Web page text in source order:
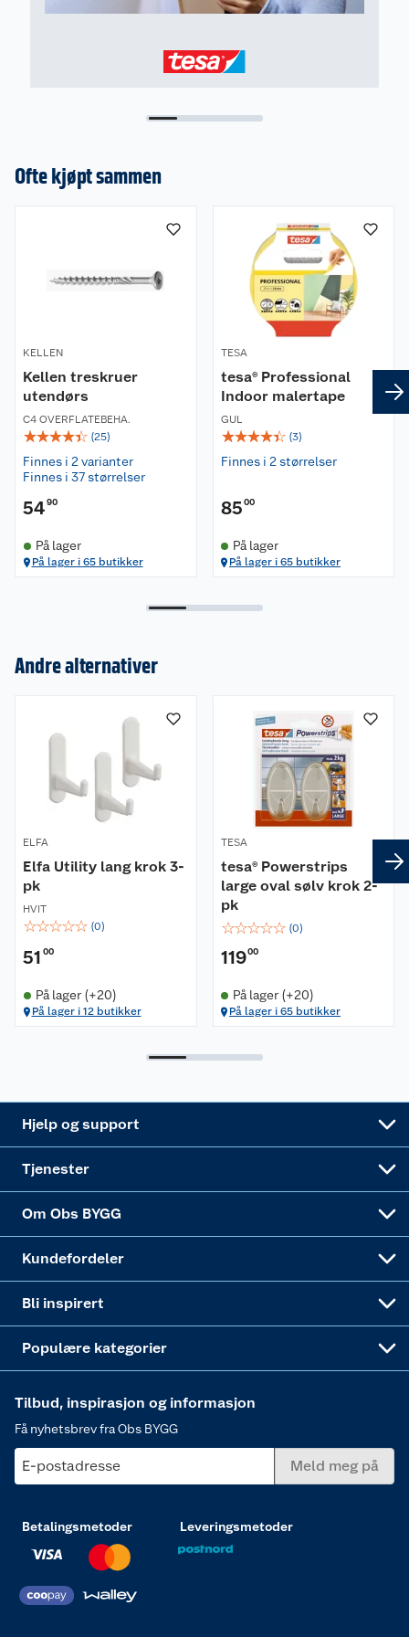
Mål på krok (BxDxH)25,5x 17x44,5 cm
Maksimal belastning: 1 kg
Ofte kjøpt sammen
KELLEN
Kellen treskruer
utendørs
C4 OVERFLATEBEHA.
☆☆☆☆☆ (25)
Finnes i 2 varianter
Finnes i 37 størrelser
5490
På lager
På lager i 65 butikker
TESA
tesa® Professional
Indoor malertape
GUL
☆☆☆☆☆ (3)
Finnes i 2 størrelser
85 00
På lager
På lager i 65 butikker
Andre alternativer
ELFA
Elfa Utility lang krok 3-
pk
HVIT
☆☆☆☆☆ (0)
51 00
På lager (+20)
På lager i 12 butikker
TESA
tesa® Powerstrips
large oval sølv krok 2-
pk
☆☆☆☆☆ (0)
11900
På lager (+20)
På lager i 65 butikker
Hjelp og support
Kontakt oss
Retur- og angrerett
Reklamasjon
Ofte stilte spørsmål
Leveringstid
Tjenester
Leie tilhenger
Om Obs BYGG
Om oss
Våre merkevarer
Våre kjeder
Kjøpsvilkår
Personvern
Cookies
Bærekraft
Kundefordeler
Lavprisløfte
Retur av el-avfall
Bli inspirert
Hageinspirasjon
Oppussing med utemaling
Et varmere hjem
Populære kategorier
Gulv
Tilbud, inspirasjon og informasjon
Få nyhetsbrev fra Obs BYGG
E-postadresse Meld meg på
Betalingsmetoder Leveringsmetoder